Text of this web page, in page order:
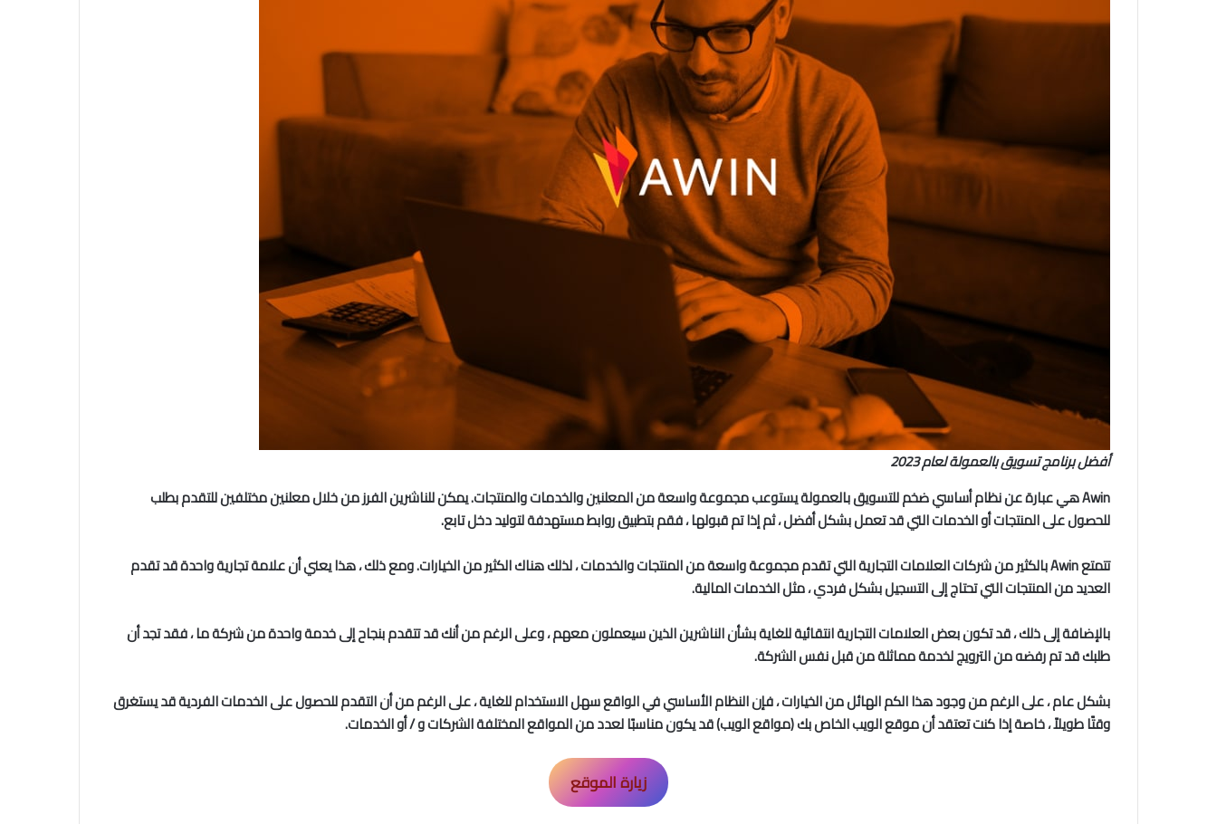
أفضل برنامج تسويق بالعمولة لعام 2023
Awin هي عبارة عن نظام أساسي ضخم للتسويق بالعمولة يستوعب مجموعة واسعة من المعلنين والخدمات والمنتجات. يمكن للناشرين الفرز من خلال معلنين مختلفين للتقدم بطلب
للحصول على المنتجات أو الخدمات التي قد تعمل بشكل أفضل ، ثم إذا تم قبولها ، فقم بتطبيق روابط مستهدفة لتوليد دخل تابع.
تتمتع Awin بالكثير من شركات العلامات التجارية التي تقدم مجموعة واسعة من المنتجات والخدمات ، لذلك هناك الكثير من الخيارات. ومع ذلك ، هذا يعني أن علامة تجارية واحدة قد تقدم
العديد من المنتجات التي تحتاج إلى التسجيل بشكل فردي ، مثل الخدمات المالية.
بالإضافة إلى ذلك ، قد تكون بعض العلامات التجارية انتقائية للغاية بشأن الناشرين الذين سيعملون معهم ، وعلى الرغم من أنك قد تتقدم بنجاح إلى خدمة واحدة من شركة ما ، فقد تجد أن
طلبك قد تم رفضه من الترويج لخدمة مماثلة من قبل نفس الشركة.
بشكل عام ، على الرغم من وجود هذا الكم الهائل من الخيارات ، فإن النظام الأساسي في الواقع سهل الاستخدام للغاية ، على الرغم من أن التقدم للحصول على الخدمات الفردية قد يستغرق
وقتًا طويلاً ، خاصة إذا كنت تعتقد أن موقع الويب الخاص بك (مواقع الويب) قد يكون مناسبًا لعدد من المواقع المختلفة الشركات و / أو الخدمات.
زيارة الموقع